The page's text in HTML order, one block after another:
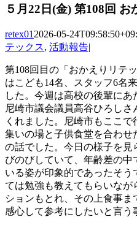
５月22日(金) 第108回 お
retex012026-05-
テックス, 活動報告|
第108回目の「おかえりリテ
はこども14名、スタッフ6名
した。今週は高校の後輩に
尼崎市議会議員高谷ひろし
くれました。尼崎市もここ
集いの場と子供食堂を合わせ
の話でした。今日の様子を
びのびしていて、年齢差の
いる姿が印象的であったそ
ては勉強も教えてもらいな
ションもとれ、その上食事
感心して参考にしたいと言う